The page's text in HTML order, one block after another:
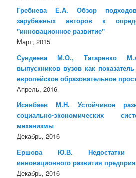
Гребнева Е.А. Обзор
зарубежных авторов к
"инновационное развитие"
Март, 2015
Сундеева М.О., Татаренко
выпускников вузов как
европейское образовательное
Апрель, 2016
Исянбаев М.Н. Устойчивое
социально-экономических
механизмы
Декабрь, 2016
Ершова Ю.В. Недостатки
инновационного развития
Декабрь, 2016